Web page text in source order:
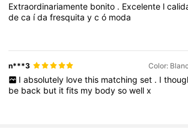
Extraordinariamente bonito . Excelente l
deca ídafresquitaycó moda
n***3 Color:
I absolutely love this matching set . I
be back but itfits my bodysowellx